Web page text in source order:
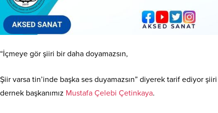
“İçmeye gör şiiri bir daha doyamazsın,
Şiir varsa tin’inde başka ses duyamazsın” diyerek tarif ediyor şiiri
dernek başkanımız Mustafa Çelebi Çetinkaya.